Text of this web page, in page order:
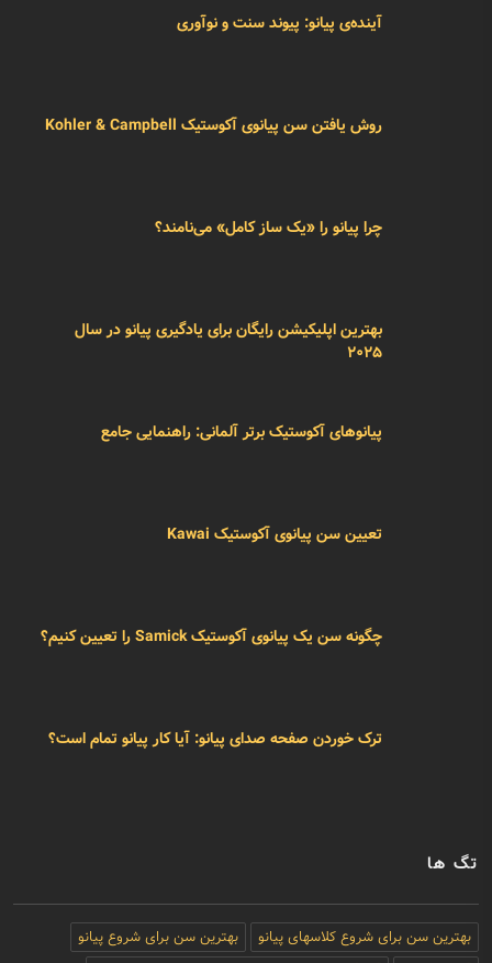
آینده‌ی پیانو: پیوند سنت و نوآوری
روش یافتن سن پیانوی آکوستیک Kohler & Campbell
چرا پیانو را «یک ساز کامل» می‌نامند؟
بهترین اپلیکیشن رایگان برای یادگیری پیانو در سال
۲۰۲۵
پیانوهای آکوستیک برتر آلمانی: راهنمایی جامع
تعیین سن پیانوی آکوستیک Kawai
چگونه سن یک پیانوی آکوستیک Samick را تعیین کنیم؟
ترک خوردن صفحه صدای پیانو: آیا کار پیانو تمام است؟
تگ ها
بهترین سن برای شروع کلاسهای پیانو
بهترین سن برای شروع پیانو